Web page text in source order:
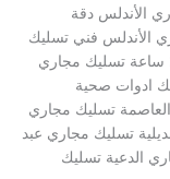
الأندلس دقة
الأندلس فني تسليك
مجاري الأندلس نقدم تسليك مجاري الأندلس 24 ساعة تسليك مجاري
ادوات صحية
تسليك مجاري
تسليك مجاري عبد
الدعية تسليك